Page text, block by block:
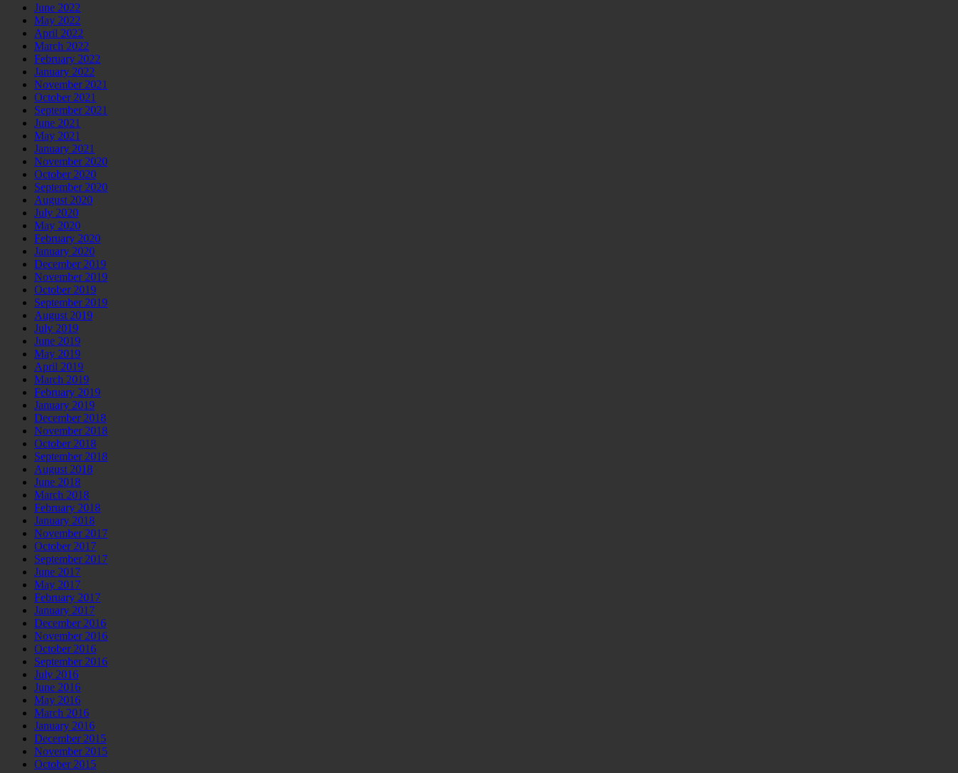
June 2022
May 2022
April 2022
March 2022
February 2022
January 2022
November 2021
October 2021
September 2021
June 2021
May 2021
January 2021
November 2020
October 2020
September 2020
August 2020
July 2020
May 2020
February 2020
January 2020
December 2019
November 2019
October 2019
September 2019
August 2019
July 2019
June 2019
May 2019
April 2019
March 2019
February 2019
January 2019
December 2018
November 2018
October 2018
September 2018
August 2018
June 2018
March 2018
February 2018
January 2018
November 2017
October 2017
September 2017
June 2017
May 2017
February 2017
January 2017
December 2016
November 2016
October 2016
September 2016
July 2016
June 2016
May 2016
March 2016
January 2016
December 2015
November 2015
October 2015